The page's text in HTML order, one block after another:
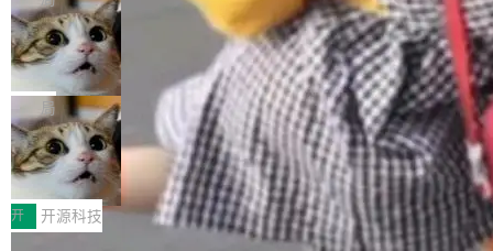
现实 过去两年，CIO们的焦虑清单上多了两项：
一是如何让大模型和智能体应用安全地从PoC走
向生产，二是如何让测试团队跟得上AI应用...
设置，如果用布尔值 + 可空字段来表示——bool
ean 表示是否可切换，nullable 的默认模式、浅
色方案、深色方案——会产生大量无意义的组
合。方案缺了、配置冲突了、全 null 了。要知道
哪些组合有效，作者说，你得靠"文档、校验、或
者部落知识"。 换个写法。Rust 的 enum，两个
变体：Switchable...
个"AI 知识库 + 聊天机器人"——每个大厂都在
做，没什么新鲜的。 但 Kenton Varda 在 Twitte
r 上把事情说清楚了： 今天我们发布了 Cloudfla
re OS，一个带连接器的聊天机器人，跟其他所
有科技公司做的一样。只不过，实际上它不一
样。这是 Sandstorm.io 的重制版，我十年前的
那个创业公司。不同的是，这次它构建在 Cloudf
lare Workers 上——我花了九年时间搭建的平台
——并且深度集成了 AI。这基本上是我十年秘密
Deno 团队开源 Celld，可自托管的分
布式 Durable Objects
Ryan Dahl 领导的 Deno 团队推出了最新开源项
目 Celld，一个能在自己机器上运行 Cloudflare
Workers 和 Durable Objects 的守护进程。 设
计思路很直接：每个对象是一个独立的 SQLite
数据库，按名称寻址，复制到你自己的 S3 兼容
存储库里。节点之间只通过这个存储库协调——
没有控制平面，没有共识协议。每个对象自带一
局
鲁大师7月新机性能/流畅/AI榜：vivo夺
性能、流畅双第一，三星Galaxy Z系列
新折叠缺席
2026年7月的手机市场，由于存储等硬件成本暴
增，手机厂商的日子也不好过啊，新机速度明显
放缓，因此硝烟味淡了许多。新机参数规格除开
开 开源科技